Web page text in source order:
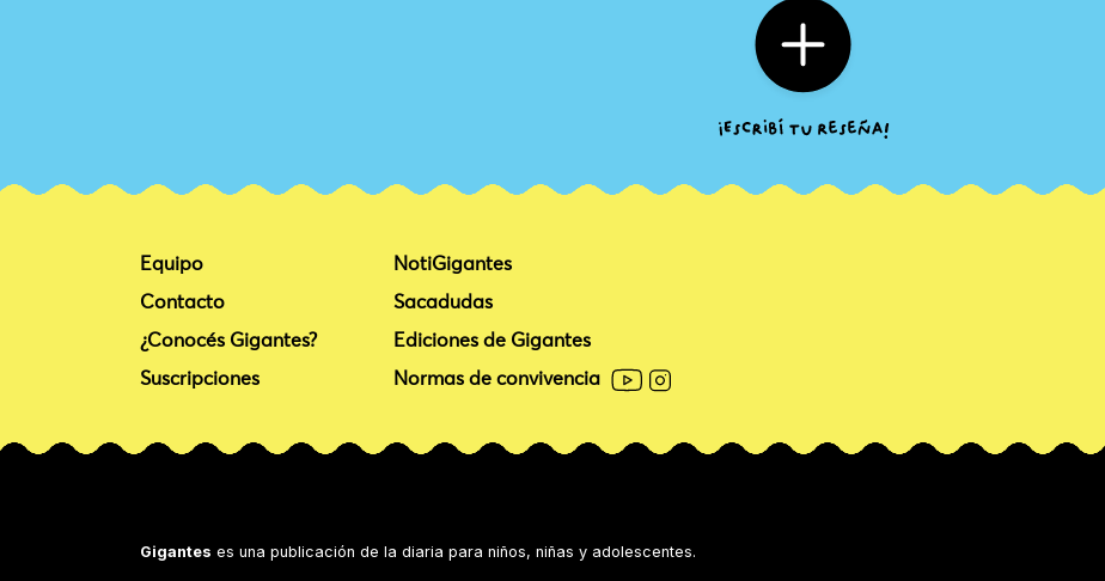
Equipo
Contacto
¿Conocés Gigantes?
Suscripciones
NotiGigantes
Sacadudas
Ediciones de Gigantes
Normas de convivencia
Gigantes es una publicación de la diaria para niños, niñas y adolescentes.